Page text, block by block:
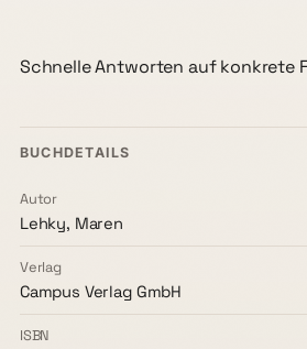
Schnelle Antworten auf konkrete
BUCHDETAILS
Autor
Lehky, Maren
Verlag
Campus Verlag GmbH
ISBN